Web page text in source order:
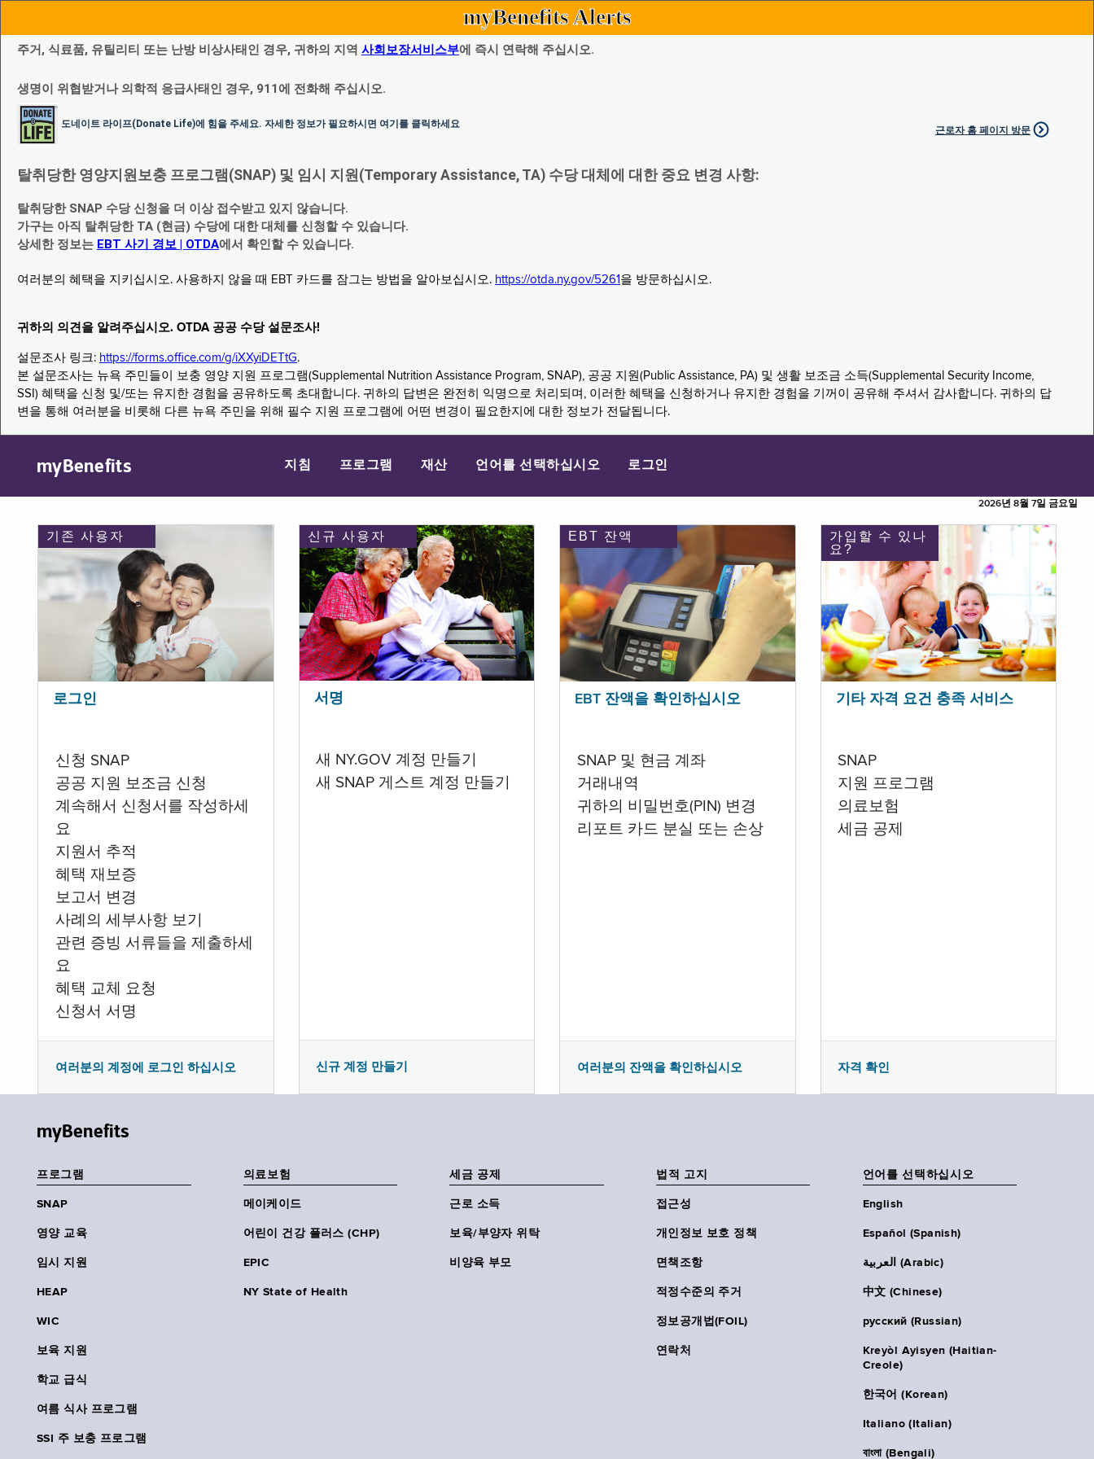
myBenefits Alerts
주거, 식료품, 유틸리티 또는 난방 비상사태인 경우, 귀하의 지역 사회보장서비스부에 즉시 연락해 주십시오.
생명이 위협받거나 의학적 응급사태인 경우, 911에 전화해 주십시오.
도네이트 라이프(Donate Life)에 힘을 주세요. 자세한 정보가 필요하시면 여기를 클릭하세요
근로자 홈 페이지 방문
탈취당한 영양지원보충 프로그램(SNAP) 및 임시 지원(Temporary Assistance, TA) 수당 대체에 대한 중요 변경 사항:
탈취당한 SNAP 수당 신청을 더 이상 접수받고 있지 않습니다.
가구는 아직 탈취당한 TA (현금) 수당에 대한 대체를 신청할 수 있습니다.
상세한 정보는 EBT 사기 경보 | OTDA에서 확인할 수 있습니다.
여러분의 혜택을 지키십시오. 사용하지 않을 때 EBT 카드를 잠그는 방법을 알아보십시오. https://otda.ny.gov/5261 을 방문하십시오.
귀하의 의견을 알려주십시오. OTDA 공공 수당 설문조사!
설문조사 링크: https://forms.office.com/g/iXXyiDETtG.
본 설문조사는 뉴욕 주민들이 보충 영양 지원 프로그램(Supplemental Nutrition Assistance Program, SNAP), 공공 지원(Public Assistance, PA) 및 생활 보조금 소득(Supplemental Security Income,
SSI) 혜택을 신청 및/또는 유지한 경험을 공유하도록 초대합니다. 귀하의 답변은 완전히 익명으로 처리되며, 이러한 혜택을 신청하거나 유지한 경험을 기꺼이 공유해 주셔서 감사합니다. 귀하의 답
변을 통해 여러분을 비롯해 다른 뉴욕 주민을 위해 필수 지원 프로그램에 어떤 변경이 필요한지에 대한 정보가 전달됩니다.
myBenefits 지침 프로그램 재산 언어를 선택하십시오 로그인
2026년 8월 7일 금요일
기존 사용자
로그인
신청 SNAP
공공 지원 보조금 신청
계속해서 신청서를 작성하세
요
지원서 추적
혜택 재보증
보고서 변경
사례의 세부사항 보기
관련 증빙 서류들을 제출하세
요
혜택 교체 요청
신청서 서명
여러분의 계정에 로그인 하십시오
신규 사용자
서명
새 NY.GOV 계정 만들기
새 SNAP 게스트 계정 만들기
신규 계정 만들기
EBT 잔액
EBT 잔액을 확인하십시오
SNAP 및 현금 계좌
거래내역
귀하의 비밀번호(PIN) 변경
리포트 카드 분실 또는 손상
여러분의 잔액을 확인하십시오
가입할 수 있나
요?
기타 자격 요건 충족 서비스
SNAP
지원 프로그램
의료보험
세금 공제
자격 확인
myBenefits
프로그램
SNAP
영양 교육
임시 지원
HEAP
WIC
보육 지원
학교 급식
여름 식사 프로그램
SSI 주 보충 프로그램
의료보험
메이케이드
어린이 건강 플러스 (CHP)
EPIC
NY State of Health
세금 공제
근로 소득
보육/부양자 위탁
비양육 부모
법적 고지
접근성
개인정보 보호 정책
면책조항
적정수준의 주거
정보공개법(FOIL)
연락처
언어를 선택하십시오
English
Español (Spanish)
العربية (Arabic)
中文 (Chinese)
русский (Russian)
Kreyòl Ayisyen (Haitian-
Creole)
한국어 (Korean)
Italiano (Italian)
বাংলা (Bengali)